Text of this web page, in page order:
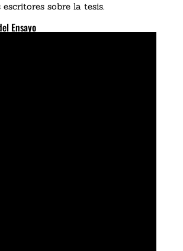
sobre la tesis.
Ensayo